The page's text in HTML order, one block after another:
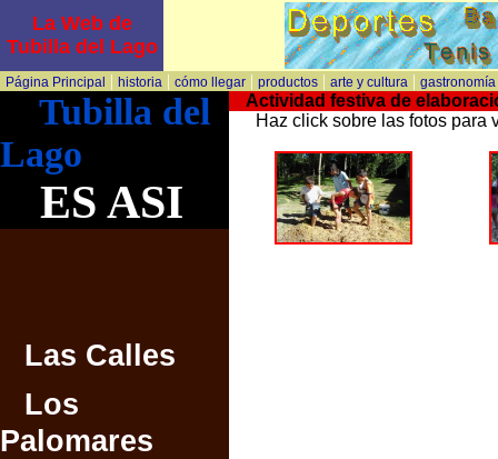
La Web de
Tubilla del Lago
Página Principal | historia | cómo llegar| productos| arte y cultura | gastronomía
Tubilla del
Lago
ES ASI
Las Calles
Los
Palomares
Actividad festiva de
Haz click sobre las fotos para